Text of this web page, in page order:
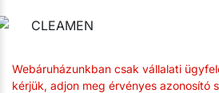
Webáruházunkban csak vállalati
kérjük, adjon meg érvényes azonosító